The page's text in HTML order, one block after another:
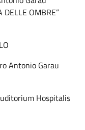
OMBRE”
Antonio Garau
Hospitalis